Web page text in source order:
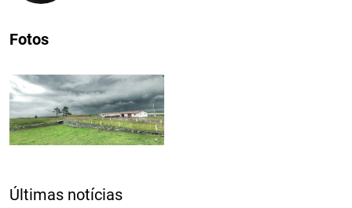
Fotos
Últimas notícias